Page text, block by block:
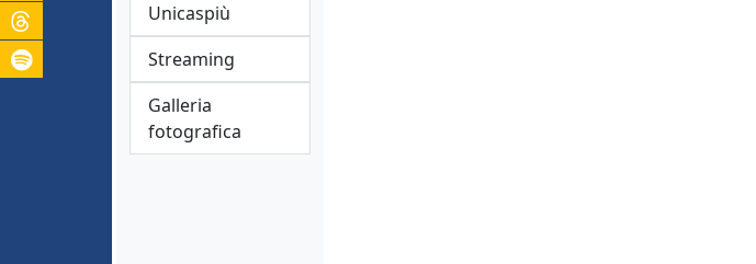
Unicaspiù
Streaming
Galleria
fotografica